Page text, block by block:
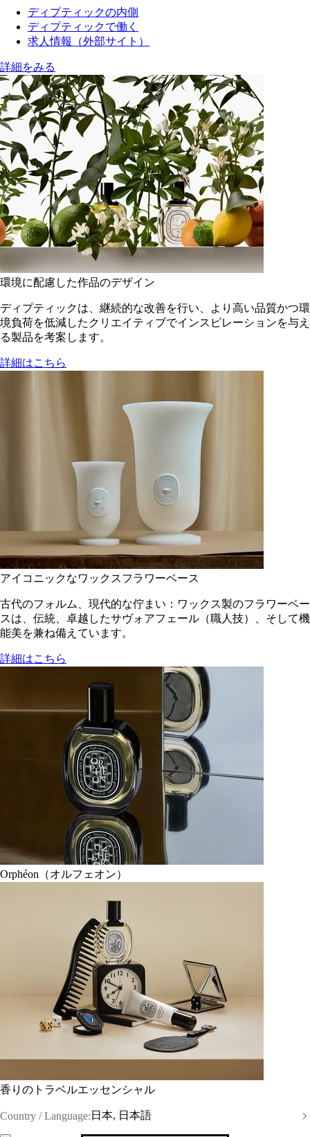
ディプティックの内側
ディプティックで働く
求人情報（外部サイト）
詳細をみる
環境に配慮した作品のデザイン
ディプティックは、継続的な改善を行い、より高い品質かつ環
境負荷を低減した​クリエイティブでインスピレーションを与え
る製品を考案します。
詳細はこちら
アイコニックなワックスフラワーベース
古代のフォルム、現代的な佇まい：ワックス製のフラワーベー
スは、伝統、卓越したサヴォアフェール（職人技）、そして機
能美を兼ね備えています。
詳細はこちら
Orphéon（オルフェオン）
香りのトラベルエッセンシャル
Country / Language: 日本, 日本語